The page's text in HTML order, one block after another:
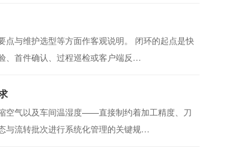
与维护选型等方面作客观说明。 闭环的起点是快
、首件确认、过程巡检或客户端反…
空气以及车间温湿度——直接制约着加工精度、刀
与流转批次进行系统化管理的关键规…